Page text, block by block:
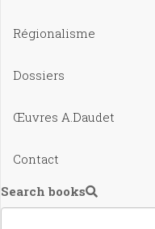
Régionalisme
Dossiers
Œuvres A.Daudet
Contact
Search books